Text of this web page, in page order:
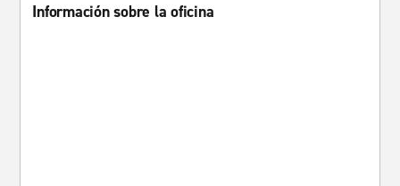
Información sobre la oficina